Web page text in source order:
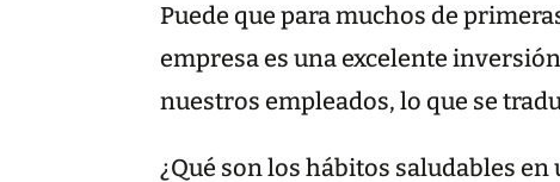
Puede que para muchos de
empresa es una excelente
nuestros empleados, lo que se
¿Qué son los hábitos saludables